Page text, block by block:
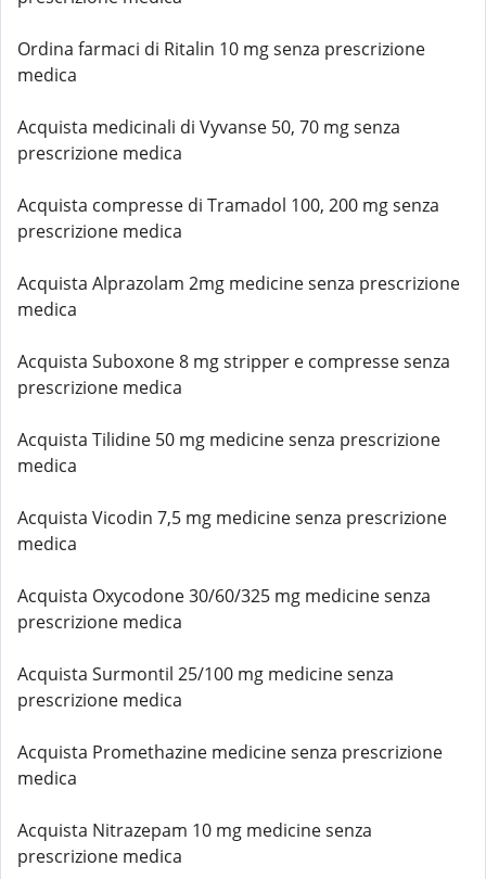
Ordina farmaci di Ritalin 10 mg senza prescrizione
medica
Acquista medicinali di Vyvanse 50, 70 mg senza
prescrizione medica
Acquista compresse di Tramadol 100, 200 mg senza
prescrizione medica
Acquista Alprazolam 2mg medicine senza prescrizione
medica
Acquista Suboxone 8 mg stripper e compresse senza
prescrizione medica
Acquista Tilidine 50 mg medicine senza prescrizione
medica
Acquista Vicodin 7,5 mg medicine senza prescrizione
medica
Acquista Oxycodone 30/60/325 mg medicine senza
prescrizione medica
Acquista Surmontil 25/100 mg medicine senza
prescrizione medica
Acquista Promethazine medicine senza prescrizione
medica
Acquista Nitrazepam 10 mg medicine senza
prescrizione medica